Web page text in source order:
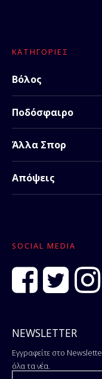
ΚΑΤΗΓΟΡΊΕΣ
Βόλος
Ποδόσφαιρο
Άλλα Σπορ
Απόψεις
SOCIAL MEDIA
NEWSLETTER
Εγγραφείτε στο
όλα τα νέα.